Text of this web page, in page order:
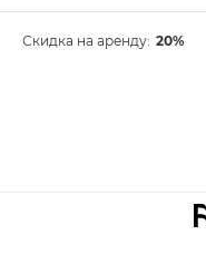
Скидка на аренду: 20%